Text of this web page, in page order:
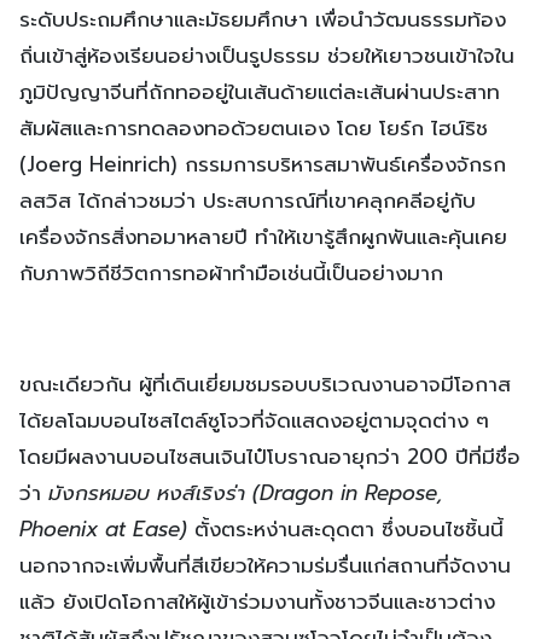
ระดับประถมศึกษาและมัธยมศึกษา เพื่อนำวัฒนธรรมท้อง
ถิ่นเข้าสู่ห้องเรียนอย่างเป็นรูปธรรม ช่วยให้เยาวชนเข้าใจใน
ภูมิปัญญาจีนที่ถักทออยู่ในเส้นด้ายแต่ละเส้นผ่านประสาท
สัมผัสและการทดลองทอด้วยตนเอง โดย โยร์ก ไฮน์ริช
(Joerg Heinrich) กรรมการบริหารสมาพันธ์เครื่องจักรก
ลสวิส ได้กล่าวชมว่า ประสบการณ์ที่เขาคลุกคลีอยู่กับ
เครื่องจักรสิ่งทอมาหลายปี ทำให้เขารู้สึกผูกพันและคุ้นเคย
กับภาพวิถีชีวิตการทอผ้าทำมือเช่นนี้เป็นอย่างมาก
ขณะเดียวกัน ผู้ที่เดินเยี่ยมชมรอบบริเวณงานอาจมีโอกาส
ได้ยลโฉมบอนไซสไตล์ซูโจวที่จัดแสดงอยู่ตามจุดต่าง ๆ
โดยมีผลงานบอนไซสนเจินไป๋โบราณอายุกว่า 200 ปีที่มีชื่อ
ว่า มังกรหมอบ หงส์เริงร่า (Dragon in Repose,
Phoenix at Ease) ตั้งตระหง่านสะดุดตา ซึ่งบอนไซชิ้นนี้
นอกจากจะเพิ่มพื้นที่สีเขียวให้ความร่มรื่นแก่สถานที่จัดงาน
แล้ว ยังเปิดโอกาสให้ผู้เข้าร่วมงานทั้งชาวจีนและชาวต่าง